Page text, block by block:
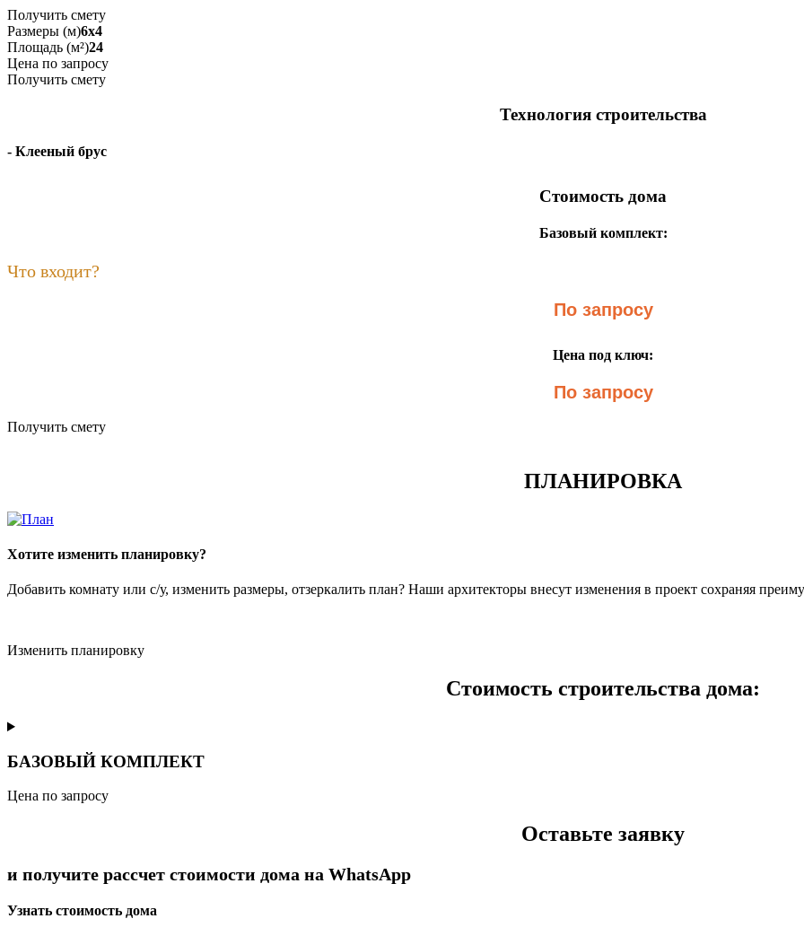
Получить смету
Размеры (м)6x4
Площадь (м²)24
Цена по запросу
Получить смету
Технология строительства
- Клееный брус
Стоимость дома
Базовый комплект:
Что входит?
По запросу
Цена под ключ:
По запросу
Получить смету
ПЛАНИРОВКА
Хотите изменить планировку?
Добавить комнату или с/у, изменить размеры, отзеркалить план? Наши архитекторы внесут изменения в проект сохраняя
Изменить планировку
Стоимость строительства дома:
БАЗОВЫЙ КОМПЛЕКТ
Цена по запросу
Оставьте заявку
и получите рассчет стоимости дома на WhatsApp
Узнать стоимость дома